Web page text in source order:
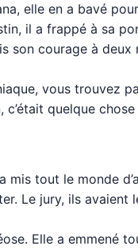
elle en a bavé pour
il a frappé à sa
son courage à deux
vous trouvez
quelque
mis tout le monde
Le jury, ils
Elle a emmené